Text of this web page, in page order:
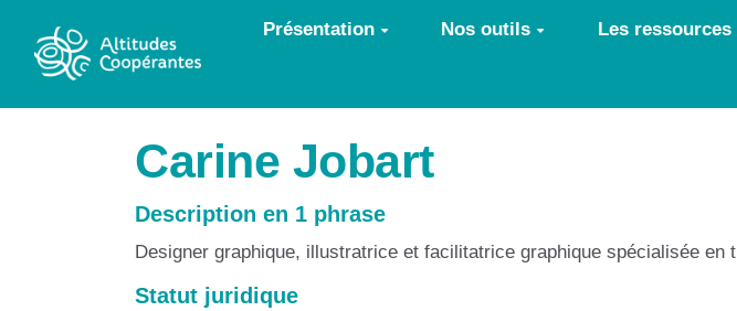
Aller au contenu principal Présentation Nos outils Les ressources
Carine Jobart
Description en 1 phrase
Designer graphique, illustratrice et facilitatrice graphique spécialisée en
Statut juridique